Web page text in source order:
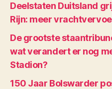
Deelstaten Duitsland
Rijn: meer
De grootste
wat verandert er nog
Stadion?
150 Jaar Bolswarder